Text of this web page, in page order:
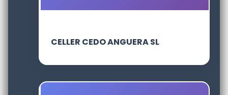
CELLER CEDO ANGUERA SL